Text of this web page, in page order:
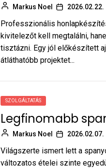
Markus Noel 2026.02.22.
Professzionális
kivitelezőt kell megtalálni,
tisztázni. Egy jól előkészített
átláthatóbb projektet...
SZOLGÁLTATÁS
Legfinomabb
Markus Noel 2026.02.07.
Világszerte ismert lett a
változatos ételei szinte